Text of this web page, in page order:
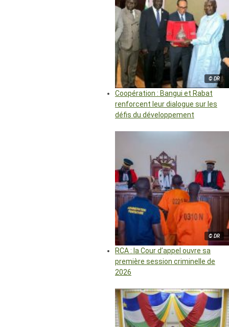
© DR
Coopération : Bangui et Rabat
renforcent leur dialogue sur les
défis du développement
© DR
RCA : la Cour d’appel ouvre sa
première session criminelle de
2026